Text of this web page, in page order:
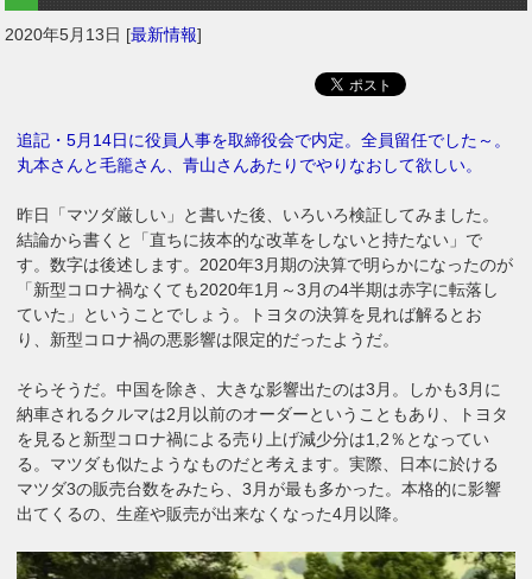
2020年5月13日 [最新情報]
追記・5月14日に役員人事を取締役会で内定。全員留任でした～。
丸本さんと毛籠さん、青山さんあたりでやりなおして欲しい。
昨日「マツダ厳しい」と書いた後、いろいろ検証してみました。
結論から書くと「直ちに抜本的な改革をしないと持たない」で
す。数字は後述します。2020年3月期の決算で明らかになったのが
「新型コロナ禍なくても2020年1月～3月の4半期は赤字に転落し
ていた」ということでしょう。トヨタの決算を見れば解るとお
り、新型コロナ禍の悪影響は限定的だったようだ。
そらそうだ。中国を除き、大きな影響出たのは3月。しかも3月に
納車されるクルマは2月以前のオーダーということもあり、トヨタ
を見ると新型コロナ禍による売り上げ減少分は1,2％となってい
る。マツダも似たようなものだと考えます。実際、日本に於ける
マツダ3の販売台数をみたら、3月が最も多かった。本格的に影響
出てくるの、生産や販売が出来なくなった4月以降。